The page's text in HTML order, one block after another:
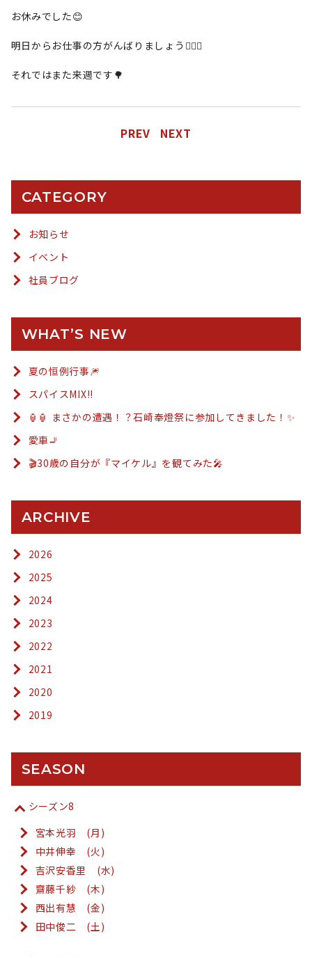
お休みでした😊
明日からお仕事の方がんばりましょう🙋🏻‍♀️
それではまた来週です🌳
PREV NEXT
CATEGORY
お知らせ
イベント
社員ブログ
WHAT’S NEW
夏の恒例行事🎆
スパイスMIX!!
🏮🏮 まさかの遭遇！？石崎奉燈祭に参加してきました！✨
愛車🚬
🎬30歳の自分が『マイケル』を観てみた🎤
ARCHIVE
2026
2025
2024
2023
2022
2021
2020
2019
SEASON
シーズン8
宮本光羽 (月)
中井伸幸 (火)
吉沢安香里 (水)
齋藤千紗 (木)
西出有慧 (金)
田中俊二 (土)